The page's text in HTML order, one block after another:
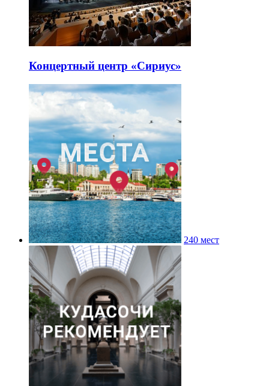
Концертный центр «Сириус»
240 мест